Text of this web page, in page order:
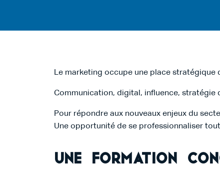
Le marketing occupe une place stratégique
Communication, digital, influence, stratégie
Pour répondre aux nouveaux enjeux du
Une opportunité de se professionnaliser
Une formation